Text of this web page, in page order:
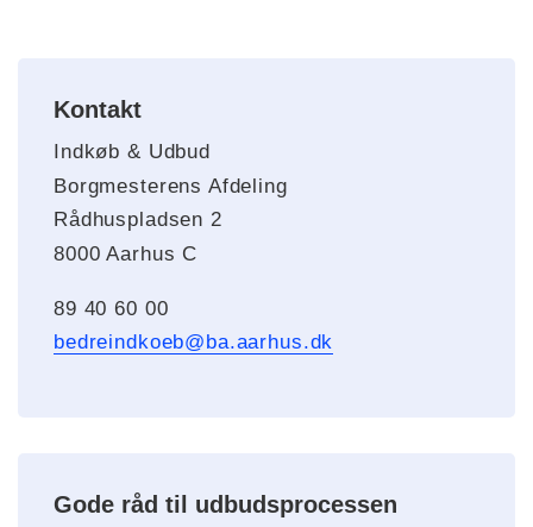
Kontakt
Indkøb & Udbud
Borgmesterens Afdeling
Rådhuspladsen 2
8000 Aarhus C
89 40 60 00
bedreindkoeb@ba.aarhus.dk
Gode råd til udbudsprocessen